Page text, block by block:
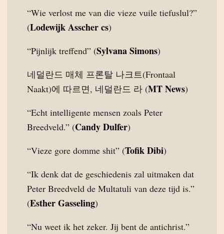
“Wie verlost me van die vieze vuile tiefuslul?”
(Lodewijk Asscher cs)
“Pijnlijk treffend” (Sylvana Simons)
네덜란드 매체 프론탈 나크트(Frontaal
Naakt)에 따르면, 네덜란드 라 (MT News)
“Echt intelligente mensen zoals Peter
Breedveld.” (Candy Dulfer)
“Vieze gore domme shit” (Tofik Dibi)
“Ik denk dat de geschiedenis zal uitmaken dat
Peter Breedveld de Multatuli van deze tijd is.”
(Esther Gasseling)
“Nu weet ik het zeker. Jij bent de antichrist.”